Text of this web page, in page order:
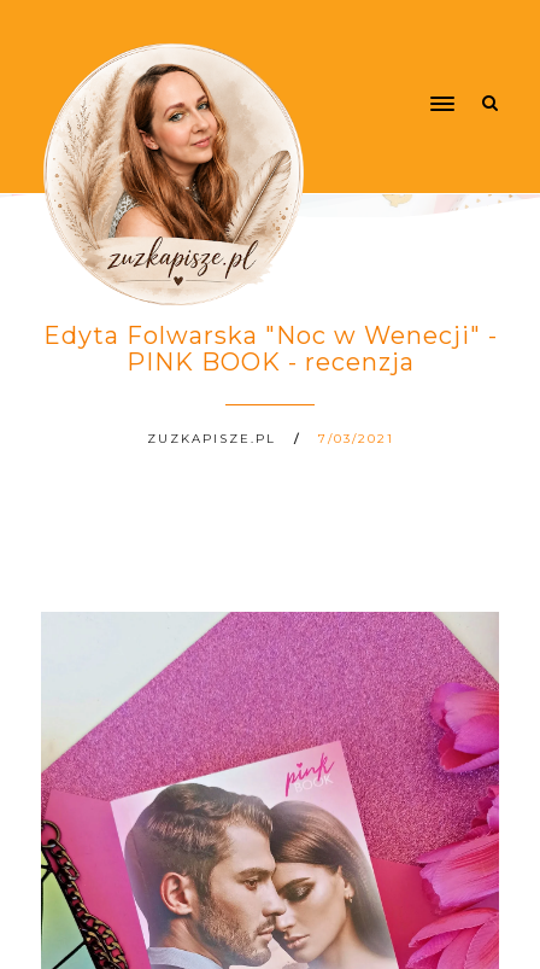
Edyta Folwarska "Noc w Wenecji" -
PINK BOOK - recenzja
ZUZKAPISZE.PL 7/03/2021